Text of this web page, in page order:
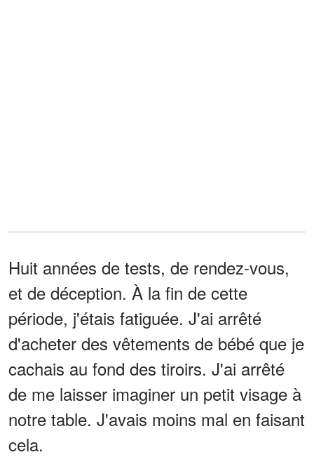
Huit années de tests, de rendez-vous,
et de déception. À la fin de cette
période, j'étais fatiguée. J'ai arrêté
d'acheter des vêtements de bébé que je
cachais au fond des tiroirs. J'ai arrêté
de me laisser imaginer un petit visage à
notre table. J'avais moins mal en faisant
cela.